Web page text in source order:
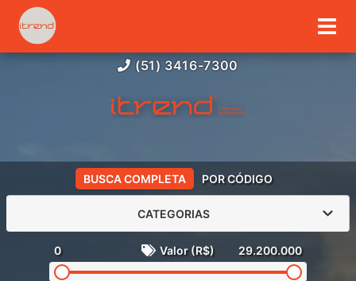
(51) 3416-7300
BUSCA COMPLETA POR CÓDIGO
CATEGORIAS
0 Valor (R$) 29.200.000